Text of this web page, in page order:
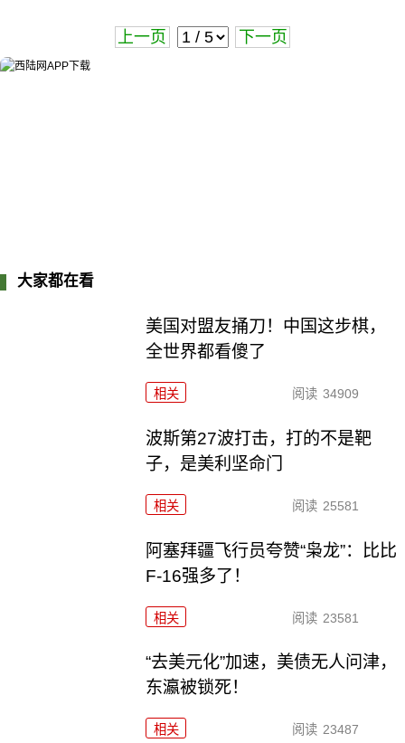
上一页 下一页
大家都在看
美国对盟友捅刀！中国这步棋，
全世界都看傻了
相关 阅读 34909
波斯第27波打击，打的不是靶
子，是美利坚命门
相关 阅读 25581
阿塞拜疆飞行员夸赞“枭龙”：比比
F-16强多了！
相关 阅读 23581
“去美元化”加速，美债无人问津，
东瀛被锁死！
相关 阅读 23487